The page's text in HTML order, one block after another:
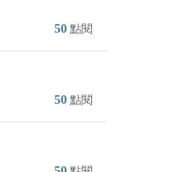
50 點閱
50 點閱